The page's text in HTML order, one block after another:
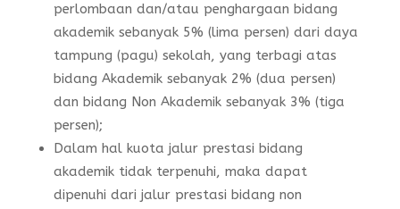
perlombaan dan/atau penghargaan bidang
akademik sebanyak 5% (lima persen) dari daya
tampung (pagu) sekolah, yang terbagi atas
bidang Akademik sebanyak 2% (dua persen)
dan bidang Non Akademik sebanyak 3% (tiga
persen);
Dalam hal kuota jalur prestasi bidang
akademik tidak terpenuhi, maka dapat
dipenuhi dari jalur prestasi bidang non